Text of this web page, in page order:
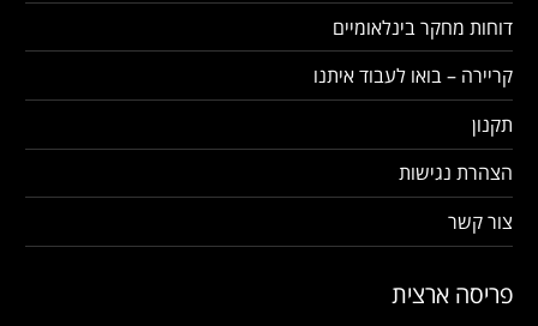
דוחות מחקר בינלאומיים
קריירה – בואו לעבוד איתנו
תקנון
הצהרת נגישות
צור קשר
פריסה ארצית